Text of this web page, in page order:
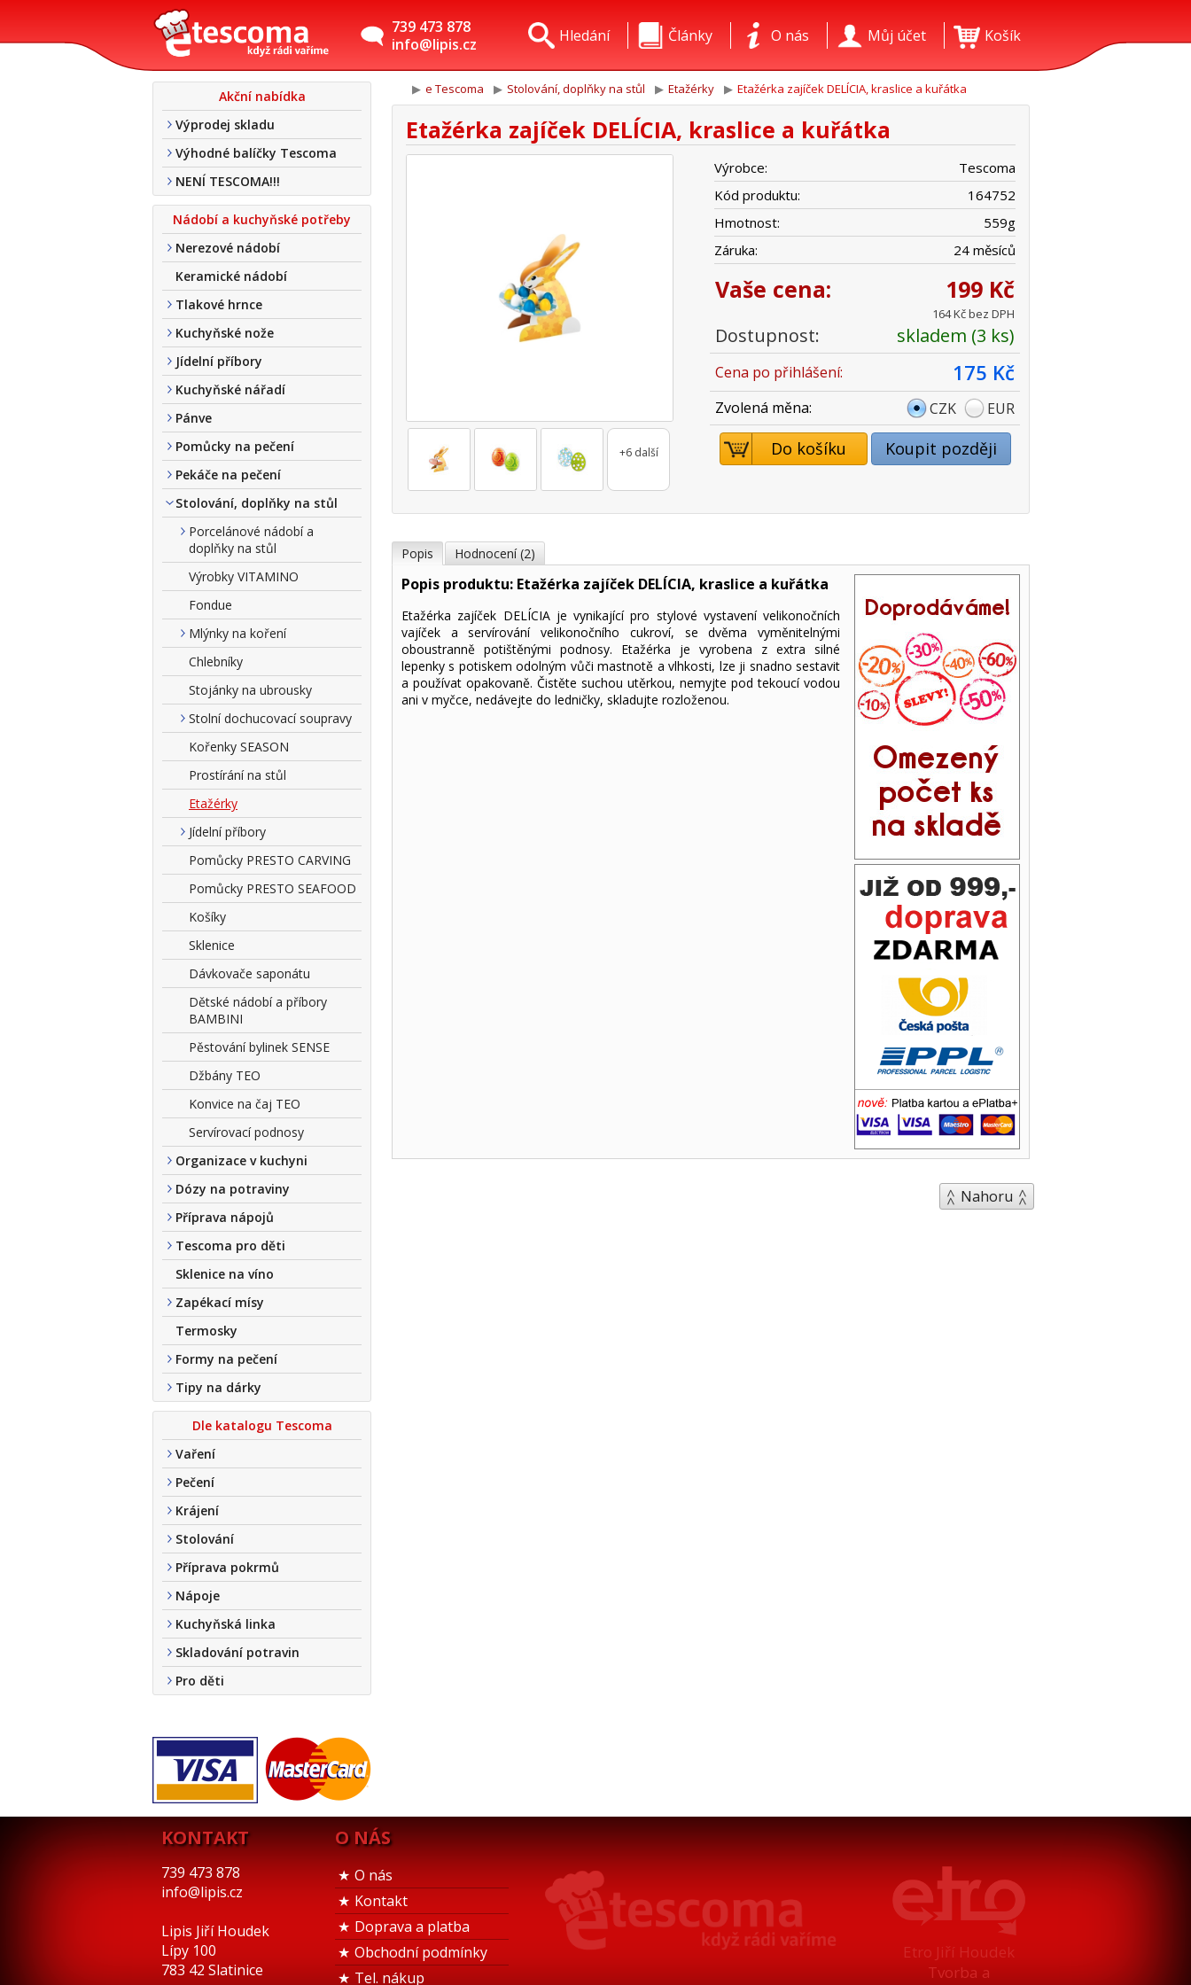
739 473 878
info@lipis.cz
Košík
Můj účet
O nás
Články
Hledání
Akční nabídka
Výprodej skladu
Výhodné balíčky Tescoma
NENÍ TESCOMA!!!
Nádobí a kuchyňské potřeby
Nerezové nádobí
Keramické nádobí
Tlakové hrnce
Kuchyňské nože
Jídelní příbory
Kuchyňské nářadí
Pánve
Pomůcky na pečení
Pekáče na pečení
Stolování, doplňky na stůl
Porcelánové nádobí a
doplňky na stůl
Výrobky VITAMINO
Fondue
Mlýnky na koření
Chlebníky
Stojánky na ubrousky
Stolní dochucovací soupravy
Kořenky SEASON
Prostírání na stůl
Etažérky
Jídelní příbory
Pomůcky PRESTO CARVING
Pomůcky PRESTO SEAFOOD
Košíky
Sklenice
Dávkovače saponátu
Dětské nádobí a příbory
BAMBINI
Pěstování bylinek SENSE
Džbány TEO
Konvice na čaj TEO
Servírovací podnosy
Organizace v kuchyni
Dózy na potraviny
Příprava nápojů
Tescoma pro děti
Sklenice na víno
Zapékací mísy
Termosky
Formy na pečení
Tipy na dárky
Dle katalogu Tescoma
Vaření
Pečení
Krájení
Stolování
Příprava pokrmů
Nápoje
Kuchyňská linka
Skladování potravin
Pro děti
e Tescoma Stolování, doplňky na stůl Etažérky Etažérka zajíček DELÍCIA, kraslice a kuřátka
Etažérka zajíček DELÍCIA, kraslice a kuřátka
+6 další
Výrobce:
Tescoma
Kód produktu:
164752
Hmotnost:
559g
Záruka:
24 měsíců
Vaše cena: 199 Kč
164 Kč bez DPH
Dostupnost: skladem (3 ks)
Cena po přihlášení: 175 Kč
Zvolená měna: CZK EUR
Do košíku Koupit později
Popis Hodnocení (2)
Popis produktu: Etažérka zajíček DELÍCIA, kraslice a kuřátka
Etažérka zajíček DELÍCIA je vynikající pro stylové vystavení velikonočních
vajíček a servírování velikonočního cukroví, se dvěma vyměnitelnými
oboustranně potištěnými podnosy. Etažérka je vyrobena z extra silné
lepenky s potiskem odolným vůči mastnotě a vlhkosti, lze ji snadno sestavit
a používat opakovaně. Čistěte suchou utěrkou, nemyjte pod tekoucí vodou
ani v myčce, nedávejte do ledničky, skladujte rozloženou.
Nahoru
KONTAKT
739 473 878
info@lipis.cz
Lipis Jiří Houdek
Lípy 100
783 42 Slatinice
O NÁS
O nás
Kontakt
Doprava a platba
Obchodní podmínky
Tel. nákup
Etro Jiří Houdek
Tvorba a